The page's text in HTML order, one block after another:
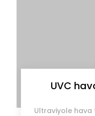
UVC
Ultraviyole hava